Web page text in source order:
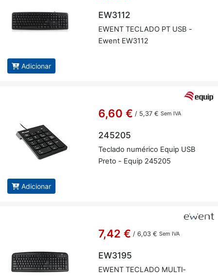
EW3112
EWENT TE­CLADO PT USB -
Ewent EW3112
Adicionar
6,60 € / 5,37 € Sem IVA
245205
Te­clado nu­mé­rico Equip USB
Preto - Equip 245205
Adicionar
7,42 € / 6,03 € Sem IVA
EW3195
EWENT TE­CLADO MUL­TI­